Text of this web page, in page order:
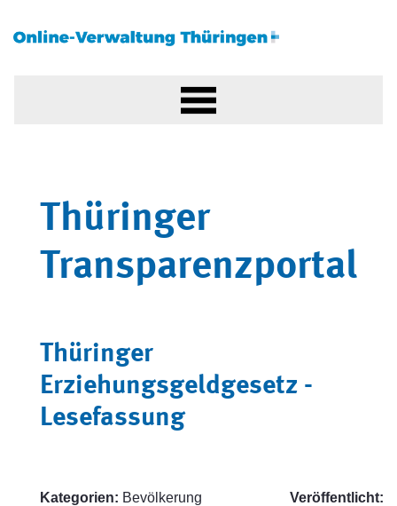
Thüringer
Transparenzportal
Thüringer
Erziehungsgeldgesetz -
Lesefassung
Kategorien: Bevölkerung
Veröffentlicht: